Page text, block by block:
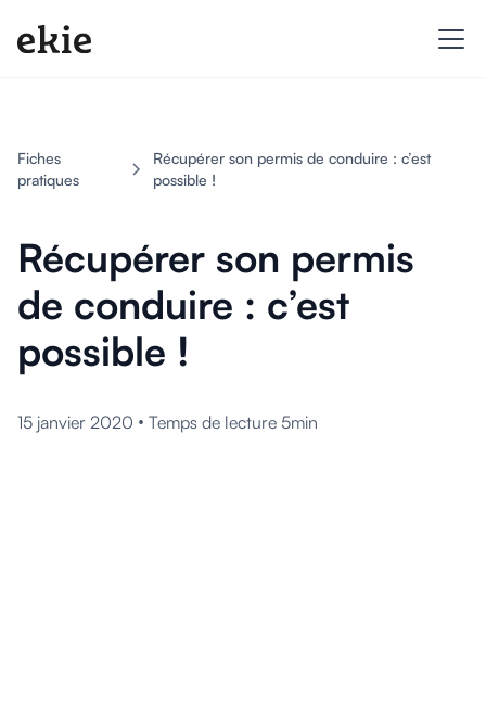
Fiches
pratiques
Récupérer son permis de conduire : c’est
possible !
Récupérer son permis
de conduire : c’est
possible !
15 janvier 2020 • Temps de lecture 5min